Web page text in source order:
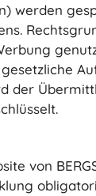
werden
der
von